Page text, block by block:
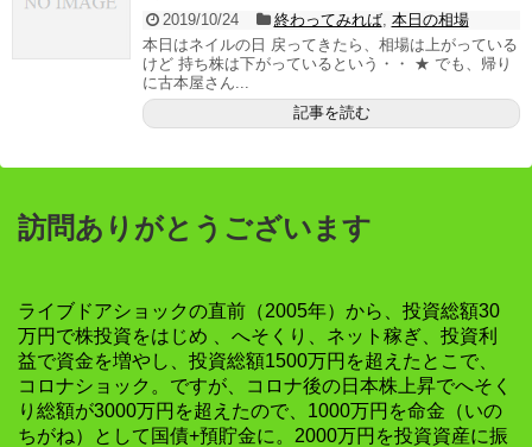
2019/10/24 終わってみれば, 本日の相場
本日はネイルの日 戻ってきたら、相場は上がっている
けど 持ち株は下がっているという・・ ★ でも、帰り
に古本屋さん...
記事を読む
訪問ありがとうございます
ライブドアショックの直前（2005年）から、投資総額30
万円で株投資をはじめ 、へそくり、ネット稼ぎ、投資利
益で資金を増やし、投資総額1500万円を超えたとこで、
コロナショック。ですが、コロナ後の日本株上昇でへそく
り総額が3000万円を超えたので、1000万円を命金（いの
ちがね）として国債+預貯金に。2000万円を投資資産に振